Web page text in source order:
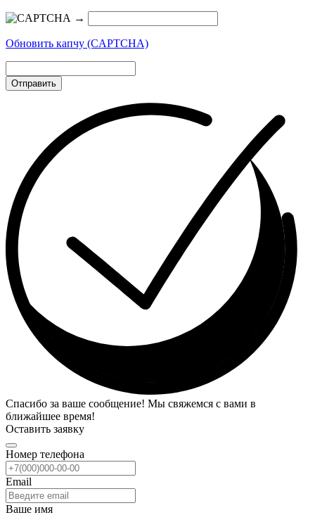
→
Обновить капчу (CAPTCHA)
Отправить
Спасибо за ваше сообщение! Мы свяжемся с вами в
ближайшее время!
Оставить заявку
Номер телефона
Email
Ваше имя